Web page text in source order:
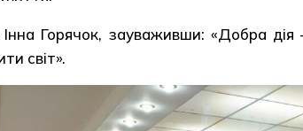
Інна Горячок, зауваживши: «Добра
світ».